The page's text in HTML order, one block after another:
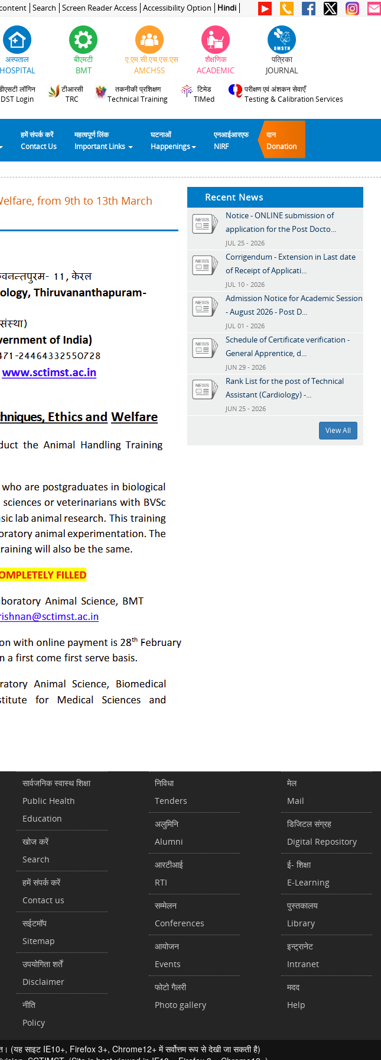
Search Screen Reader Access Accessibility Option Hindi
अस्पताल
HOSPITAL
बीएमटी
BMT
ए.एम.सी.एच.एस.एस
AMCHSS
शैक्षणिक
ACADEMIC
पत्रिका
JOURNAL
लॉगिन
DST Login
टीआरसी
TRC
तकनीकी प्रशिक्षण
Technical Training
टिमेड
TIMed
परीक्षण एवं अंशकन सेवाएँ
Testing & Calibration Services
हमें संपर्क करें
Contact Us
महत्वपूर्ण लिंक
Important Links
घटनाओं
Happenings
एनआईआरएफ
NIRF
दान
Donation
from 9th to 13th March
Recent News
Notice - ONLINE submission of
application for the Post Docto...
JUL 25 - 2026
Corrigendum - Extension in Last date
of Receipt of Applicati...
JUL 10 - 2026
Admission Notice for Academic Session
- August 2026 - Post D...
JUL 01 - 2026
Schedule of Certificate verification -
General Apprentice, d...
JUN 29 - 2026
Rank List for the post of Technical
Assistant (Cardiology) -...
JUN 25 - 2026
View All
सार्वजनिक स्वास्थ शिक्षा
Public Health
Education
खोज करें
Search
हमें संपर्क करें
Contact us
सईटमॉप
Sitemap
उपयोगिता शर्तें
Disclaimer
नीति
Policy
निविधा
Tenders
अलुमिनि
Alumni
आरटीआई
RTI
सम्मेलन
Conferences
आयोजन
Events
फोटो गैलरी
Photo gallery
मेल
Mail
डिजिटल संग्रह
Digital Repository
ई- शिक्षा
E-Learning
पुस्तकालय
Library
इन्ट्रानेट
Intranet
मदद
Help
(यह साइट IE10+, Firefox 3+, Chrome12+ में सर्वोत्तम रूप से देखी जा सकती है)